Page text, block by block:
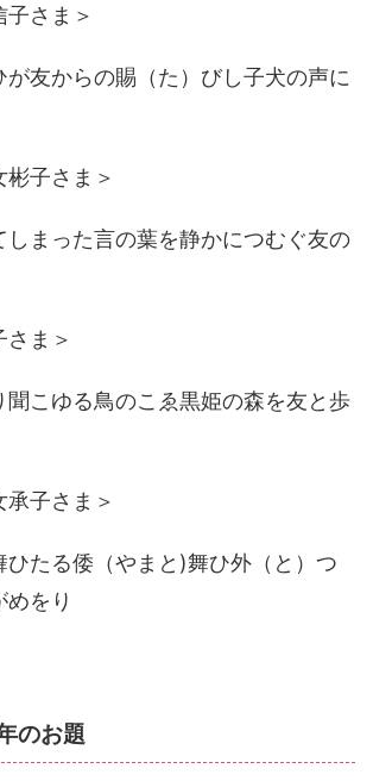
子さま＞
が友からの賜（た）びし子犬の声に
彬子さま＞
しまった言の葉を静かにつむぐ友の
さま＞
聞こゆる鳥のこゑ黒姫の森を友と歩
承子さま＞
ひたる倭（やまと)舞ひ外（と）つ
をり
のお題